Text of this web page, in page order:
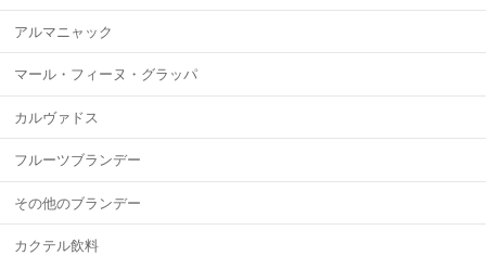
アルマニャック
マール・フィーヌ・グラッパ
カルヴァドス
フルーツブランデー
その他のブランデー
カクテル飲料